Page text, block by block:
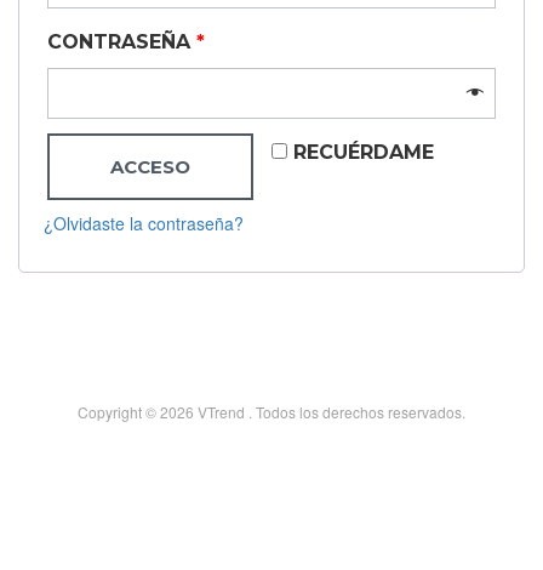
CONTRASEÑA *
RECUÉRDAME
ACCESO
¿Olvidaste la contraseña?
Copyright © 2026 VTrend . Todos los derechos reservados.